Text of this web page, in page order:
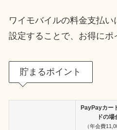
ワイモバイルの料金支払
設定することで、お得にポ
貯まるポイント
PayPayカー
ドの場
（年会費